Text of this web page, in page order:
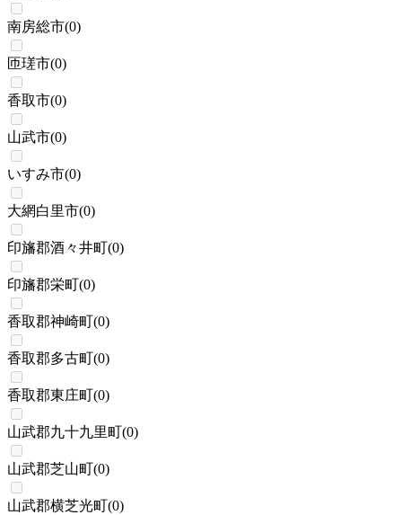
南房総市(0)
匝瑳市(0)
香取市(0)
山武市(0)
いすみ市(0)
大網白里市(0)
印旛郡酒々井町(0)
印旛郡栄町(0)
香取郡神崎町(0)
香取郡多古町(0)
香取郡東庄町(0)
山武郡九十九里町(0)
山武郡芝山町(0)
山武郡横芝光町(0)